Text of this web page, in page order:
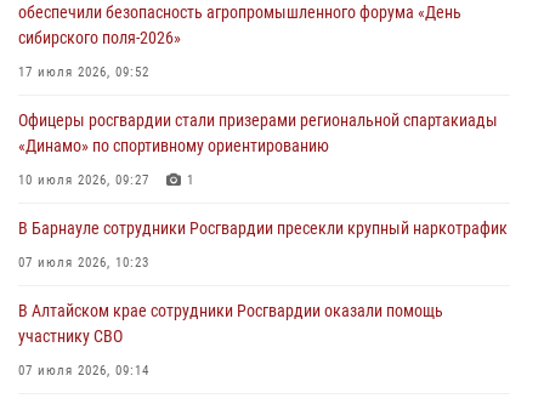
обеспечили безопасность агропромышленного форума «День
сибирского поля-2026»
17 июля 2026, 09:52
Офицеры росгвардии стали призерами региональной спартакиады
«Динамо» по спортивному ориентированию
10 июля 2026, 09:27 1
В Барнауле сотрудники Росгвардии пресекли крупный наркотрафик
07 июля 2026, 10:23
В Алтайском крае сотрудники Росгвардии оказали помощь
участнику СВО
07 июля 2026, 09:14